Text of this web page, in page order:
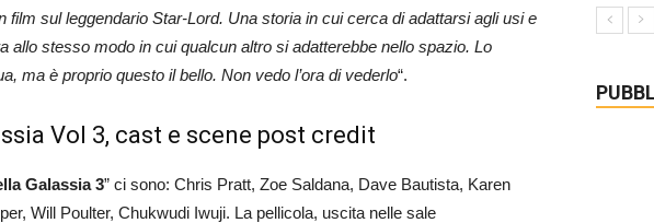
film sul leggendario Star-Lord. Una storia in cui cerca di adattarsi agli usi e
allo stesso modo in cui qualcun altro si adatterebbe nello spazio. Lo
ma è proprio questo il bello. Non vedo l’ora di vederlo“.
Vol 3, cast e scene post credit
Galassia 3” ci sono: Chris Pratt, Zoe Saldana, Dave Bautista, Karen
Will Poulter, Chukwudi Iwuji. La pellicola, uscita nelle sale